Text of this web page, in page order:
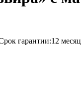
гарантии:12